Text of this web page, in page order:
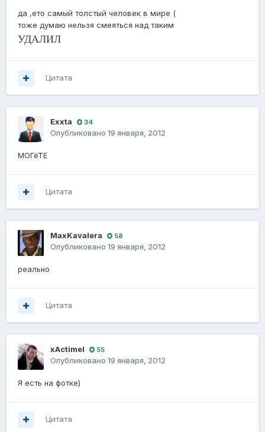
да ,ето самый толстый человек в мире (
тоже думаю нельзя смеяться над таким
УДАЛИЛ
Цитата
Exxta 34
Опубликовано 19 января, 2012
МОГёТЕ
Цитата
MaxKavalera 58
Опубликовано 19 января, 2012
реально
Цитата
xActimel 55
Опубликовано 19 января, 2012
Я есть на фотке)
Цитата